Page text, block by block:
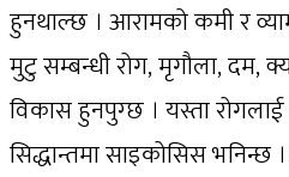
हुनथाल्छ । आरामको कमी र
मुटु सम्बन्धी रोग, मृगौला, दम,
विकास हुनपुग्छ । यस्ता रोगलाई
सिद्धान्तमा साइकोसिस